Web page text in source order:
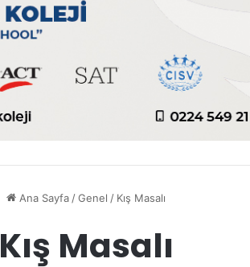
Ana Sayfa /Genel / Kış Masalı
Kış Masalı